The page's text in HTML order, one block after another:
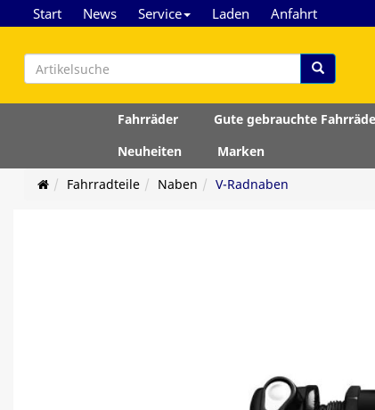
Start News Service Laden Anfahrt
Fahrräder Gute gebrauchte
Neuheiten
Marken
Fahrradteile
Naben V-Radnaben